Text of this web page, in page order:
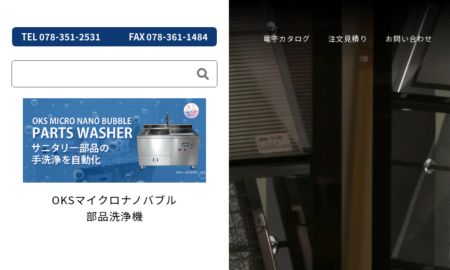
TEL 078-351-2531 FAX 078-361-1484
OKSマイクロナノバブル
部品洗浄機
電子カタログ 注文見積り お問い合わせ